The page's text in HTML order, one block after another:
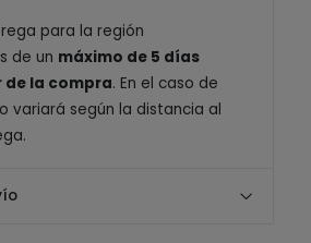
para la región
de un máximo de 5 días
la compra. En el caso de
variará según la distancia al